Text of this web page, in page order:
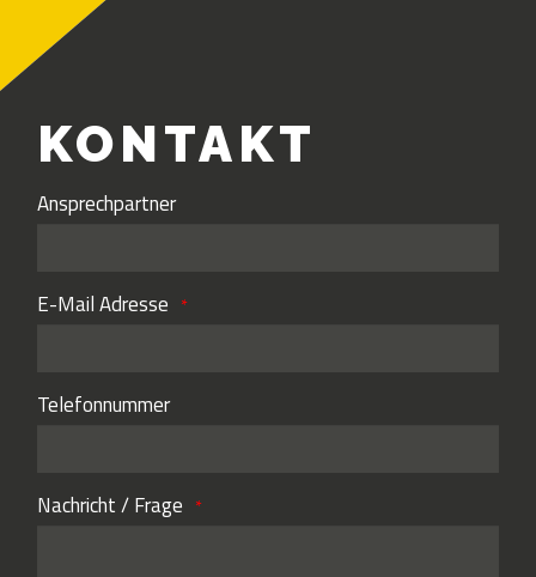
KONTAKT
Ansprechpartner
E-Mail Adresse
Telefonnummer
Nachricht / Frage